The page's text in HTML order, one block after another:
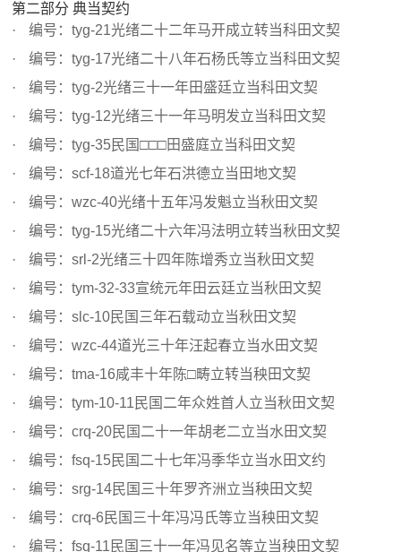
第二部分 典当契约
编号：tyg-21光绪二十二年马开成立转当科田文契
编号：tyg-17光绪二十八年石杨氏等立当科田文契
编号：tyg-2光绪三十一年田盛廷立当科田文契
编号：tyg-12光绪三十一年马明发立当科田文契
编号：tyg-35民国□□□田盛庭立当科田文契
编号：scf-18道光七年石洪德立当田地文契
编号：wzc-40光绪十五年冯发魁立当秋田文契
编号：tyg-15光绪二十六年冯法明立转当秋田文契
编号：srl-2光绪三十四年陈增秀立当秋田文契
编号：tym-32-33宣统元年田云廷立当秋田文契
编号：slc-10民国三年石载动立当秋田文契
编号：wzc-44道光三十年汪起春立当水田文契
编号：tma-16咸丰十年陈□畴立转当秧田文契
编号：tym-10-11民国二年众姓首人立当秋田文契
编号：crq-20民国二十一年胡老二立当水田文契
编号：fsq-15民国二十七年冯季华立当水田文约
编号：srg-14民国三十年罗齐洲立当秧田文契
编号：crq-6民国三十年冯冯氏等立当秧田文契
编号：fsq-11民国三十一年冯见名等立当秧田文契